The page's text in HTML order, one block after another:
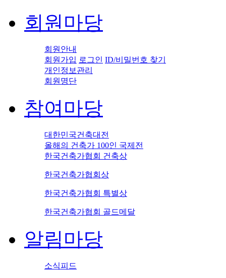
회원마당
회원안내
회원가입 로그인 ID/비밀번호 찾기
개인정보관리
회원명단
참여마당
대한민국건축대전
올해의 건축가 100인 국제전
한국건축가협회 건축상
한국건축가협회상
한국건축가협회 특별상
한국건축가협회 골드메달
알림마당
소식피드